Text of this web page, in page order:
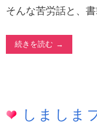
そんな苦労話と、
続きを読む
しましま